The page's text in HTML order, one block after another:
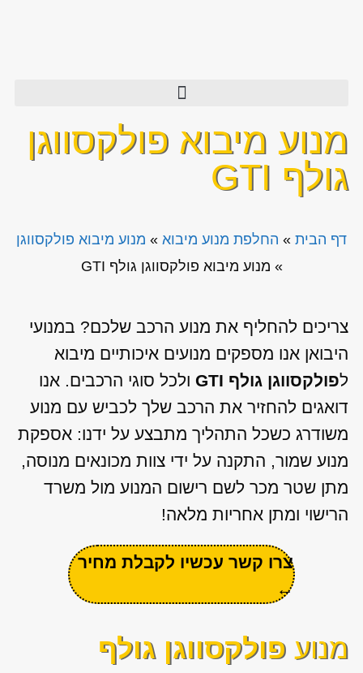
מנוע מיבוא פולקסווגן
גולף GTI
דף הבית» החלפת מנוע מיבוא» מנוע מיבוא פולקסווגן
» מנוע מיבוא פולקסווגן גולף GTI
צריכים להחליף את מנוע הרכב שלכם? במנועי
היבואן אנו מספקים מנועים איכותיים מיבוא
לפולקסווגן גולף GTI
ולכל סוגי הרכבים. אנו
דואגים להחזיר את הרכב שלך לכביש עם מנוע
משודרג כשכל התהליך מתבצע על ידנו: אספקת
מנוע שמור, התקנה על ידי צוות מכונאים מנוסה,
מתן שטר מכר לשם רישום המנוע מול משרד
הרישוי ומתן אחריות מלאה!
צרו קשר עכשיו לקבלת מחיר
←
מנוע פולקסווגן גולף